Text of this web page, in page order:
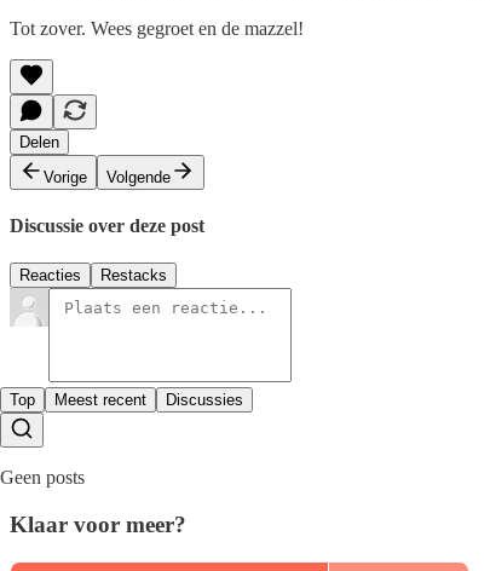
Tot zover. Wees gegroet en de mazzel!
Delen
Vorige
Volgende
Discussie over deze post
Reacties Restacks
Top Meest recent Discussies
Geen posts
Klaar voor meer?